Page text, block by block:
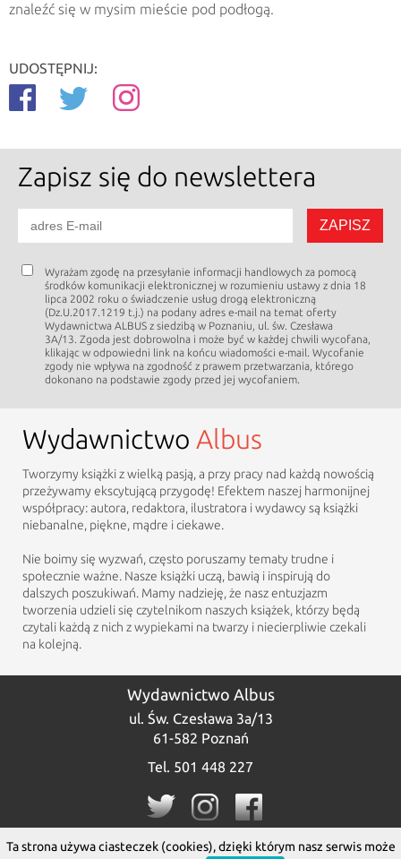
znaleźć się w mysim mieście pod podłogą.
UDOSTĘPNIJ:
Zapisz się do newslettera
Wyrażam zgodę na przesyłanie informacji handlowych za pomocą
środków komunikacji elektronicznej w rozumieniu ustawy z dnia 18
lipca 2002 roku o świadczenie usług drogą elektroniczną
(Dz.U.2017.1219 t.j.) na podany adres e-mail na temat oferty
Wydawnictwa ALBUS z siedzibą w Poznaniu, ul. św. Czesława
3A/13. Zgoda jest dobrowolna i może być w każdej chwili wycofana,
klikając w odpowiedni link na końcu wiadomości e-mail. Wycofanie
zgody nie wpływa na zgodność z prawem przetwarzania, którego
dokonano na podstawie zgody przed jej wycofaniem.
Wydawnictwo Albus
Tworzymy książki z wielką pasją, a przy pracy nad każdą nowością
przeżywamy ekscytującą przygodę! Efektem naszej harmonijnej
współpracy: autora, redaktora, ilustratora i wydawcy są książki
niebanalne, piękne, mądre i ciekawe.
Nie boimy się wyzwań, często poruszamy tematy trudne i
społecznie ważne. Nasze książki uczą, bawią i inspirują do
dalszych poszukiwań. Mamy nadzieję, że nasz entuzjazm
tworzenia udzieli się czytelnikom naszych książek, którzy będą
czytali każdą z nich z wypiekami na twarzy i niecierpliwie czekali
na kolejną.
Wydawnictwo Albus
ul. Św. Czesława 3a/13
61-582 Poznań
Tel. 501 448 227
Ta strona używa ciasteczek (cookies), dzięki którym nasz serwis może